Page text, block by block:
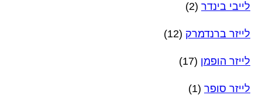
לייבי בינדר (2)
לייזר ברנדמרק (12)
לייזר הופמן (17)
לייזר סופר (1)